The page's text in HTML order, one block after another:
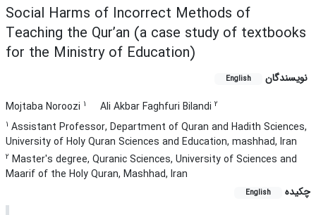
Social Harms of Incorrect Methods of
Teaching the Qur’an (a case study of textbooks
for the Ministry of Education)
نویسندگان English
Mojtaba Noroozi 1 Ali Akbar Faghfuri Bilandi 2
1 Assistant Professor, Department of Quran and Hadith Sciences,
University of Holy Quran Sciences and Education, mashhad, Iran
2 Master's degree, Quranic Sciences, University of Sciences and
Maarif of the Holy Quran, Mashhad, Iran
چکیده
English